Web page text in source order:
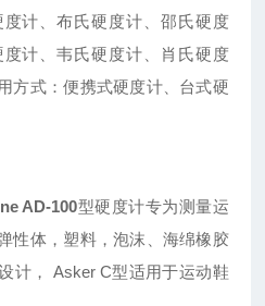
计、布氏硬度计、邵氏硬度
计、韦氏硬度计、肖氏硬度
方式：便携式硬度计、台式硬
AD-100型硬度计专为测量运
性体，塑料，泡沫、海绵橡胶
计， Asker C型适用于运动鞋